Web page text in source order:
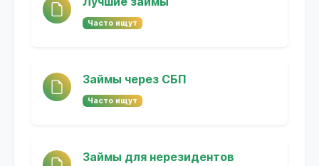
Часто ищут
Займы через СБП
Часто ищут
Займы для нерезидентов